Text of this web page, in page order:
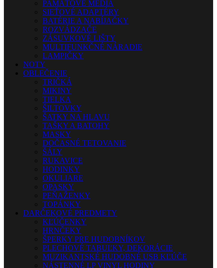
PAMÄŤOVÉ MÉDIÁ
SIEŤOVÉ ADAPTÉRY
BATÉRIE A NABÍJAČKY
ROZVÁDZAČE
ZÁSUVKOVÉ LIŠTY
MULTIFUNKČNÉ NÁRADIE
LAMPIČKY
NOTY
OBLEČENIE
TRIČKÁ
MIKINY
TIELKA
ŠILTOVKY
ŠATKY NA HLAVU
TAŠKY A BATOHY
MASKY
DOČASNÉ TETOVANIE
ŠÁLY
RUKAVICE
HODINKY
OKULIARE
OPASKY
PEŇAŽENKY
TOPÁNKY
DARČEKOVÉ PREDMETY
KĽÚČENKY
HRNČEKY
ŠPERKY PRE HUDOBNÍKOV
PLECHOVÉ TABUĽKY, DEKORÁCIE
MUZIKANTSKÉ HUDOBNÉ USB KĽÚČE
NÁSTENNÉ LP VINYL HODINY